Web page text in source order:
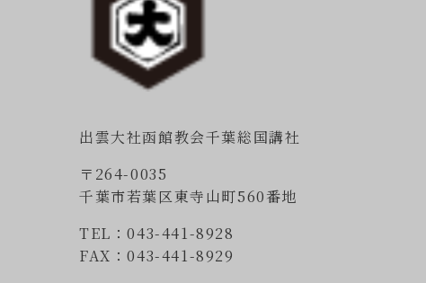
出雲大社函館教会千葉総国講社
〒264-0035
千葉市若葉区東寺山町560番地
TEL：043-441-8928
FAX：043-441-8929